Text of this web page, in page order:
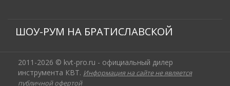
ШОУ-РУМ НА БРАТИСЛАВСКОЙ
2011-2026 © kvt-pro.ru - официальный дилер
инструмента КВТ. Информация на сайте не является
публичной офертой